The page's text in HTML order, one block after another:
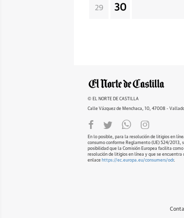
29 30
© EL NORTE DE CASTILLA
Calle Vázquez de Menchaca, 10, 47008 -
En lo posible, para la resolución de litigios en
consumo conforme Reglamento (UE) 524/2013,
posibilidad que la Comisión Europea facilita
resolución de litigios en línea y que se encuentra
enlace https://ec.europa.eu/consumers/odr.